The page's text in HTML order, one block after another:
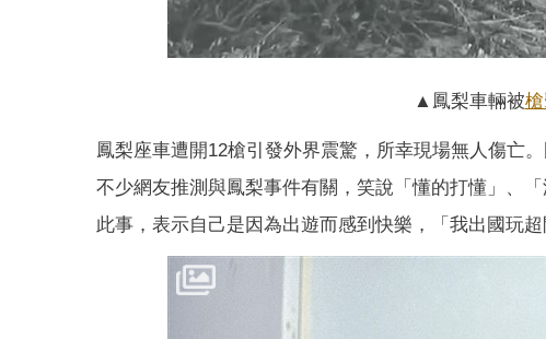
▲鳳梨車輛被
鳳梨座車遭開12槍引發外界震驚，所幸現場無人傷亡
不少網友推測與鳳梨事件有關，笑說「懂的打懂」、
此事，表示自己是因為出遊而感到快樂，「我出國玩